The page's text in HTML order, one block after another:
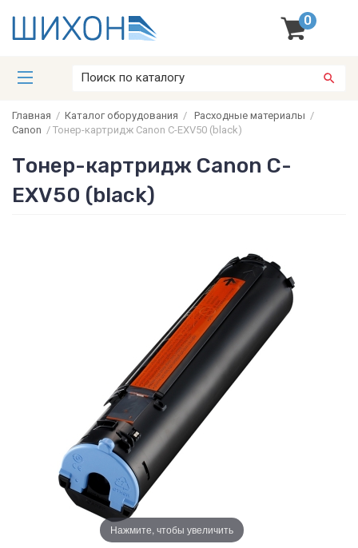
0
Главная / Каталог оборудования / Расходные материалы /
Canon / Тонер-картридж Canon C-EXV50 (black)
Тонер-картридж Canon C-
EXV50 (black)
Нажмите, чтобы увеличить